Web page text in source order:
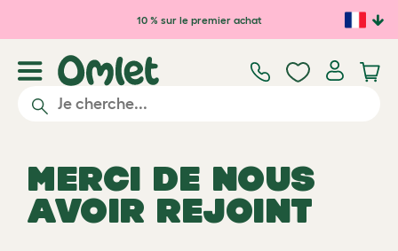
Passer au contenu principal
10 % sur le premier achat
MERCI DE NOUS
AVOIR REJOINT